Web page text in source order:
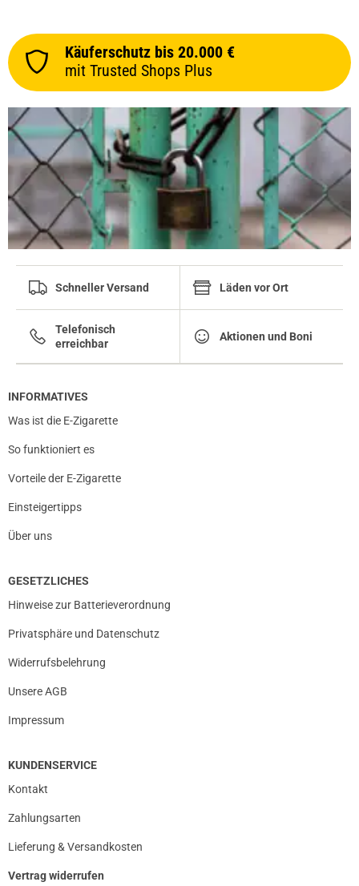
Käuferschutz bis 20.000 €
mit Trusted Shops Plus
Schneller Versand Läden vor Ort
Telefonisch
erreichbar
Aktionen und Boni
INFORMATIVES
Was ist die E-Zigarette
So funktioniert es
Vorteile der E-Zigarette
Einsteigertipps
Über uns
GESETZLICHES
Hinweise zur Batterieverordnung
Privatsphäre und Datenschutz
Widerrufsbelehrung
Unsere AGB
Impressum
KUNDENSERVICE
Kontakt
Zahlungsarten
Lieferung & Versandkosten
Vertrag widerrufen